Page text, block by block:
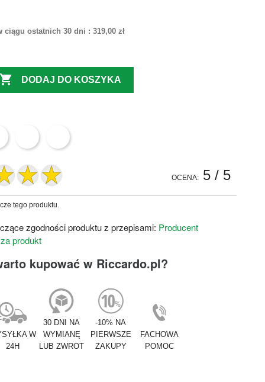
ciągu ostatnich 30 dni : 319,00 zł
 DODAJ DO KOSZYKA
OCENA: 5/ 5
tego produktu.
zgodności produktu z przepisami: Producent
produkt
kupować w Riccardo.pl?
W
24H
30 DNI NA
WYMIANĘ
LUB ZWROT
-10% NA
PIERWSZE
ZAKUPY
FACHOWA
POMOC